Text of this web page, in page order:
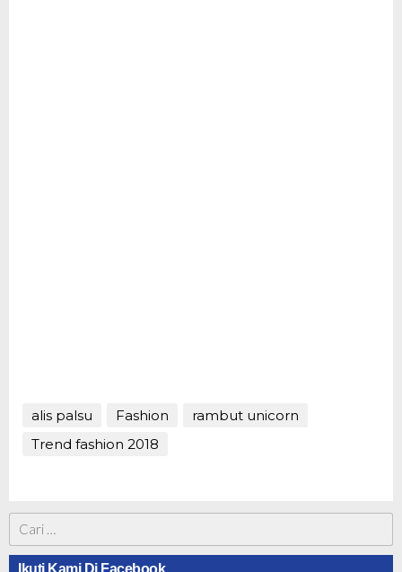
alis palsu Fashion
rambut unicorn
Trend fashion 2018
untuk: